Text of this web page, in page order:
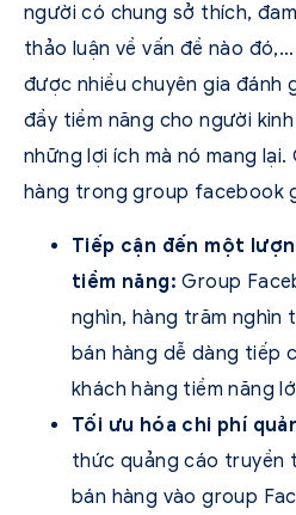
người có chung sở thích,
thảo luận về vấn đề nào
được nhiều chuyên gia đánh
đầy tiềm năng cho người
những lợi ích mà nó mang
hàng trong group facebook
Tiếp cận đến một
tiềm năng: Group
nghìn, hàng trăm nghìn
bán hàng dễ dàng tiếp
khách hàng tiềm năng
Tối ưu hóa chi phí
thức quảng cáo truyền
bán hàng vào group